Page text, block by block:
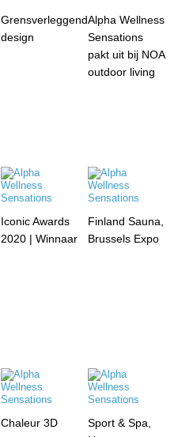
Grensverleggend
design
Alpha Wellness
Sensations
pakt uit bij NOA
outdoor living
Iconic Awards
2020 | Winnaar
Finland Sauna,
Brussels Expo
Chaleur 3D
Sport & Spa,